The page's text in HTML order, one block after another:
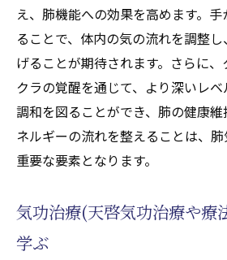
気功治療(天啓気功治療や
識の向上
天啓気功治療や療法で活性化
とチャクラの相乗効果で自然
天啓気功治療や療法で活
ニーとチャクラの相互作
自然治癒力を高める具体的
ニーやチャクエネルギー
え、肺機能への効果を高めます。
ることで、体内の気の流れを調整
げることが期待されます。さらに
クラの覚醒を通じて、より深いレ
調和を図ることができ、肺の健康
ネルギーの流れを整えることは、
重要な要素となります。
気功治療(天啓気功治療や療
学ぶ